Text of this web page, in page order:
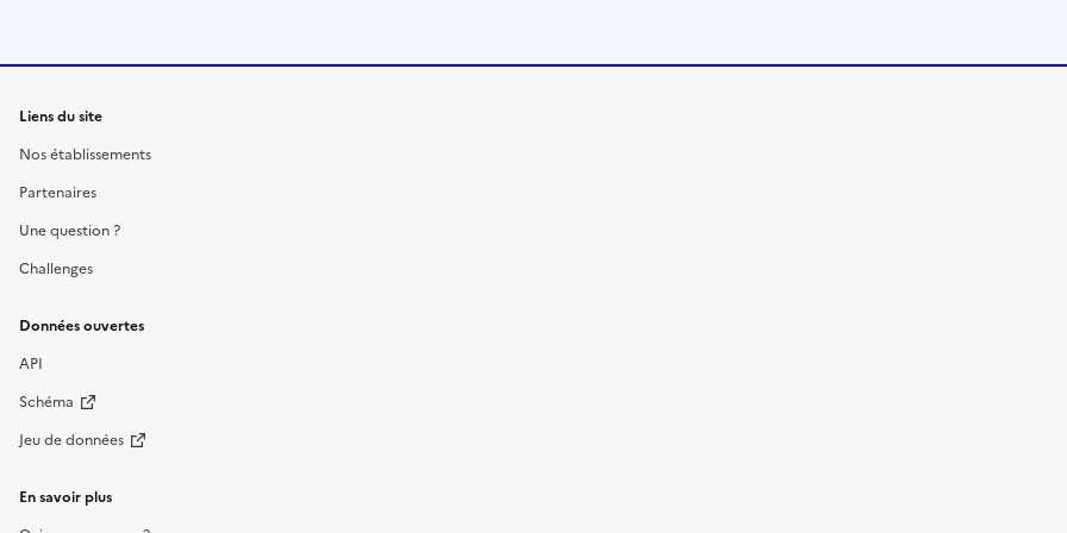
Liens du site
Nos établissements
Partenaires
Une question ?
Challenges
Données ouvertes
API
Schéma
Jeu de données
En savoir plus